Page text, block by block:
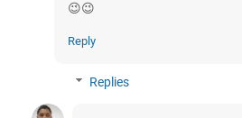
😉😉
Reply
Replies